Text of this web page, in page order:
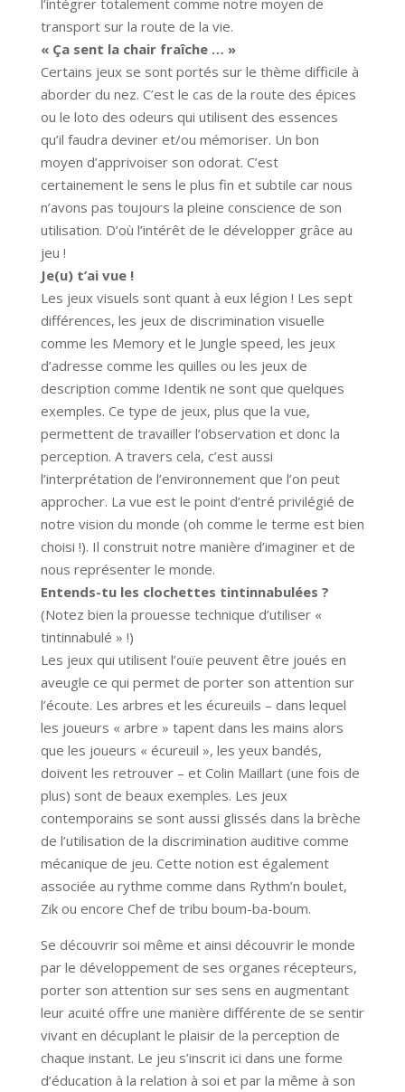
transport sur la route de la vie.
« Ça sent la chair fraîche … »
Certains jeux se sont portés sur le thème difficile à
aborder du nez. C’est le cas de la route des épices
ou le loto des odeurs qui utilisent des essences
qu’il faudra deviner et/ou mémoriser. Un bon
moyen d’apprivoiser son odorat. C’est
certainement le sens le plus fin et subtile car nous
n’avons pas toujours la pleine conscience de son
utilisation. D’où l’intérêt de le développer grâce au
jeu !
Je(u) t’ai vue !
Les jeux visuels sont quant à eux légion ! Les sept
différences, les jeux de discrimination visuelle
comme les Memory et le Jungle speed, les jeux
d’adresse comme les quilles ou les jeux de
description comme Identik ne sont que quelques
exemples. Ce type de jeux, plus que la vue,
permettent de travailler l’observation et donc la
perception. A travers cela, c’est aussi
l’interprétation de l’environnement que l’on peut
approcher. La vue est le point d’entré privilégié de
notre vision du monde (oh comme le terme est bien
choisi !). Il construit notre manière d’imaginer et de
nous représenter le monde.
Entends-tu les clochettes tintinnabulées ?
(Notez bien la prouesse technique d’utiliser «
tintinnabulé » !)
Les jeux qui utilisent l’ouïe peuvent être joués en
aveugle ce qui permet de porter son attention sur
l’écoute. Les arbres et les écureuils – dans lequel
les joueurs « arbre » tapent dans les mains alors
que les joueurs « écureuil », les yeux bandés,
doivent les retrouver – et Colin Maillart (une fois de
plus) sont de beaux exemples. Les jeux
contemporains se sont aussi glissés dans la brèche
de l’utilisation de la discrimination auditive comme
mécanique de jeu. Cette notion est également
associée au rythme comme dans Rythm’n boulet,
Zik ou encore Chef de tribu boum-ba-boum.
Se découvrir soi même et ainsi découvrir le monde
par le développement de ses organes récepteurs,
porter son attention sur ses sens en augmentant
leur acuité offre une manière différente de se sentir
vivant en décuplant le plaisir de la perception de
chaque instant. Le jeu s’inscrit ici dans une forme
d’éducation à la relation à soi et par la même à son